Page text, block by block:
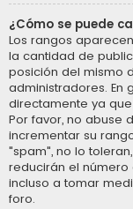
¿Cómo se puede
Los rangos
la cantidad de
posición del mismo
administradores. En
directamente ya
Por favor, no abuse
incrementar su
"spam", no lo
reducirán el
incluso a tomar
foro.